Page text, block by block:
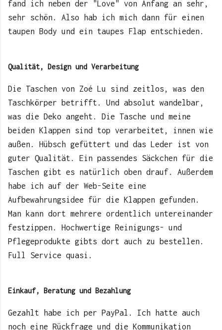
fand ich neben der "Love" von Anfang an sehr,
sehr schön. Also hab ich mich dann für einen
taupen Body und ein taupes Flap entschieden.
Qualität, Design und Verarbeitung
Die Taschen von Zoé Lu sind zeitlos, was den
Taschkörper betrifft. Und absolut wandelbar,
was die Deko angeht. Die Tasche und meine
beiden Klappen sind top verarbeitet, innen wie
außen. Hübsch gefüttert und das Leder ist von
guter Qualität. Ein passendes Säckchen für die
Taschen gibt es natürlich oben drauf. Außerdem
habe ich auf der Web-Seite eine
Aufbewahrungsidee für die Klappen gefunden.
Man kann dort mehrere ordentlich untereinander
festzippen. Hochwertige Reinigungs- und
Pflegeprodukte gibts dort auch zu bestellen.
Full Service quasi.
Einkauf, Beratung und Bezahlung
Gezahlt habe ich per PayPal. Ich hatte auch
noch eine Rückfrage und die Kommunikation